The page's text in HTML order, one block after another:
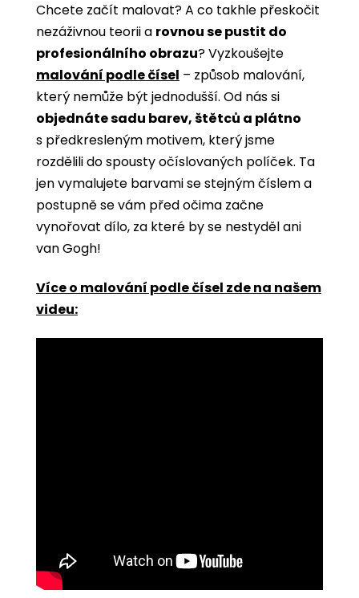
Chcete začít malovat? A co takhle přeskočit
nezáživnou teorii a rovnou se pustit do
profesionálního obrazu? Vyzkoušejte
malování podle čísel ­­– způsob malování,
který nemůže být jednodušší. Od nás si
objednáte sadu barev, štětců a plátno
s předkresleným motivem, který jsme
rozdělili do spousty očíslovaných políček. Ta
jen vymalujete barvami se stejným číslem a
postupně se vám před očima začne
vynořovat dílo, za které by se nestyděl ani
van Gogh!
Více o malování podle čísel zde na našem
videu: